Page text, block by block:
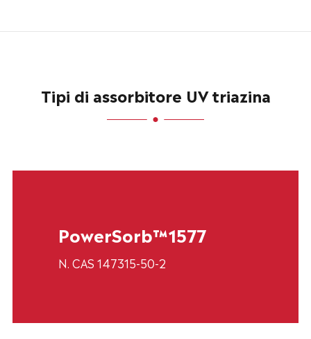
Tipi di assorbitore UV triazina
PowerSorb™1577
N. CAS 147315-50-2